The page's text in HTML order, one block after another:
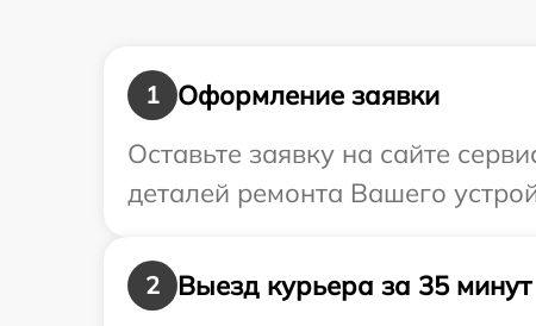
1
Оформление заявки
Оставьте заявку на сайте
деталей ремонта Вашего
2
Выезд курьера за 35 минут